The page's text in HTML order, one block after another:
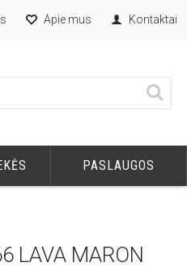
Apie mus Kontaktai
PASLAUGOS
LAVA MARON